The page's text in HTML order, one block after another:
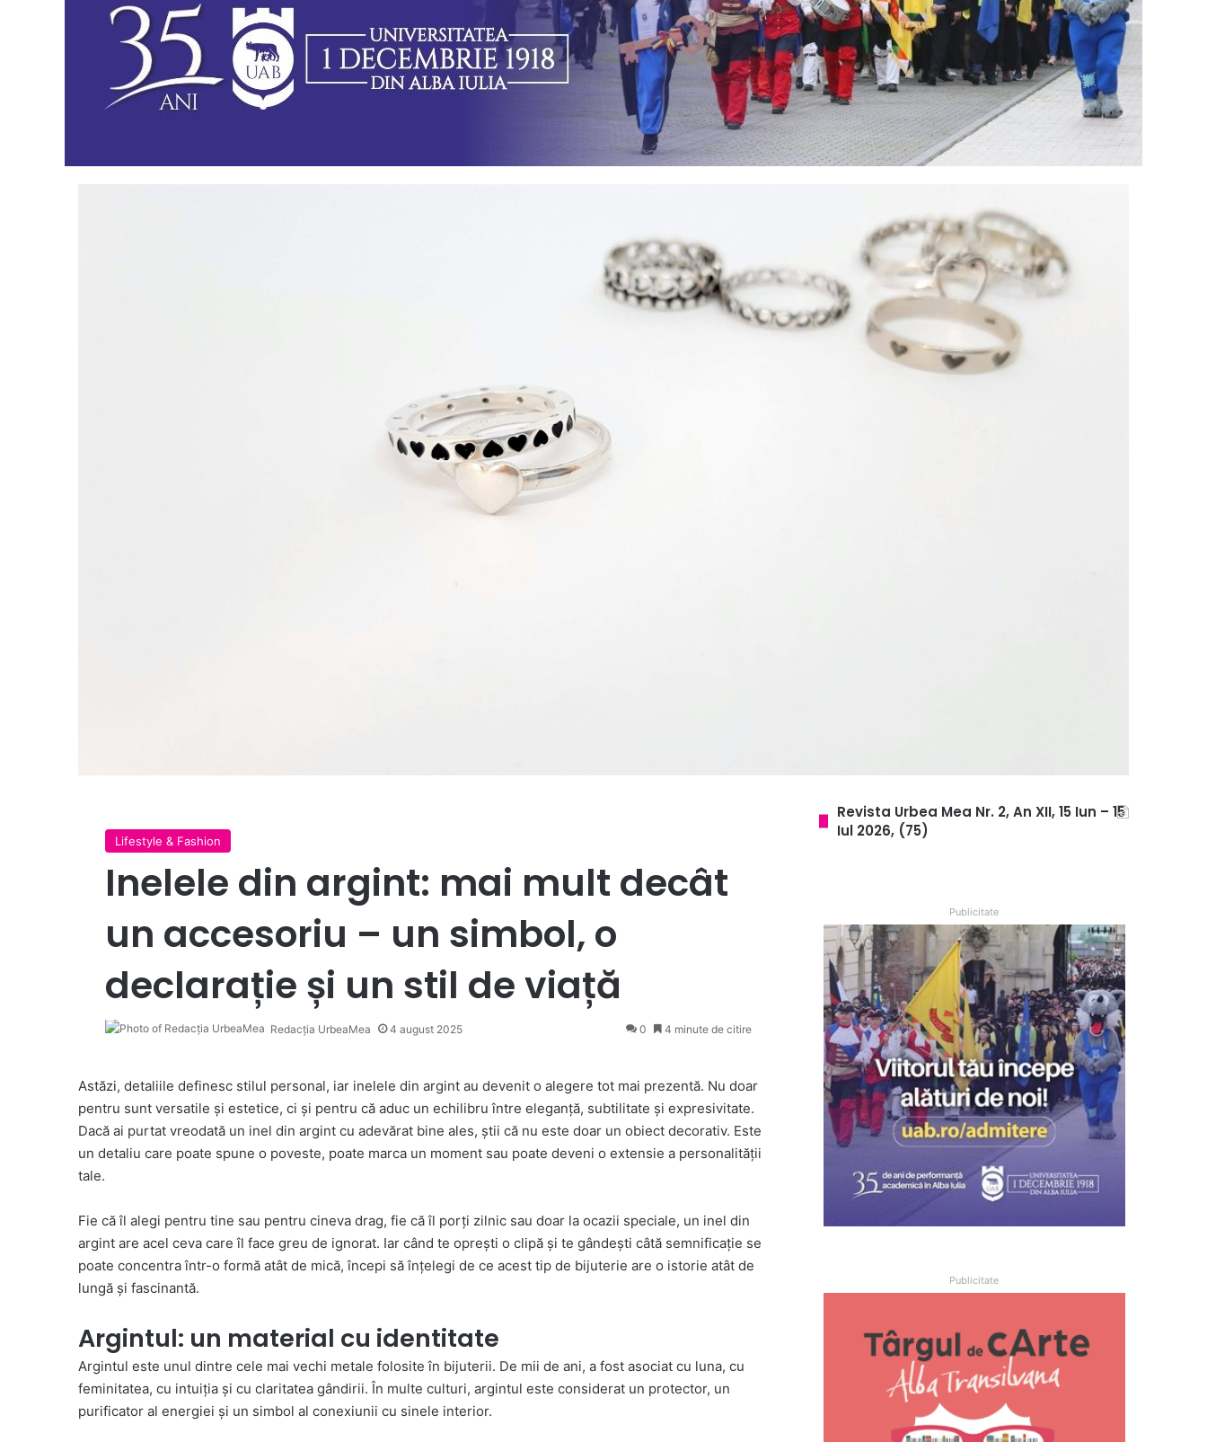
Lifestyle & Fashion
Inelele din argint: mai mult decât
un accesoriu – un simbol, o
declarație și un stil de viață
Redacția UrbeaMea 4 august 2025 0 4 minute de citire
Astăzi, detaliile definesc stilul personal, iar inelele din argint au devenit o alegere tot mai prezentă. Nu doar
pentru sunt versatile și estetice, ci și pentru că aduc un echilibru între eleganță, subtilitate și expresivitate.
Dacă ai purtat vreodată un inel din argint cu adevărat bine ales, știi că nu este doar un obiect decorativ. Este
un detaliu care poate spune o poveste, poate marca un moment sau poate deveni o extensie a personalității
tale.
Fie că îl alegi pentru tine sau pentru cineva drag, fie că îl porți zilnic sau doar la ocazii speciale, un inel din
argint are acel ceva care îl face greu de ignorat. Iar când te oprești o clipă și te gândești câtă semnificație se
poate concentra într-o formă atât de mică, începi să înțelegi de ce acest tip de bijuterie are o istorie atât de
lungă și fascinantă.
Argintul: un material cu identitate
Argintul este unul dintre cele mai vechi metale folosite în bijuterii. De mii de ani, a fost asociat cu luna, cu
feminitatea, cu intuiția și cu claritatea gândirii. În multe culturi, argintul este considerat un protector, un
purificator al energiei și un simbol al conexiunii cu sinele interior.
Revista Urbea Mea Nr. 2, An XII, 15 Iun – 15
Iul 2026, (75)
Publicitate
Publicitate